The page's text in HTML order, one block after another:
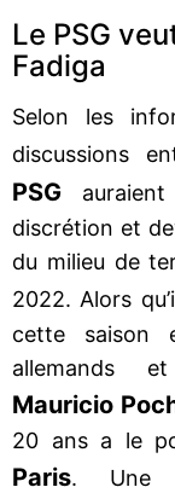
Le PSG
Fadiga
Selon les
discussions
PSG
discrétion et
du milieu de
2022. Alors
cette saison
allemands
Mauricio
20 ans a le
Paris. Une